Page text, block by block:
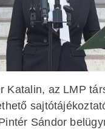
Katalin, az LMP
Sándor